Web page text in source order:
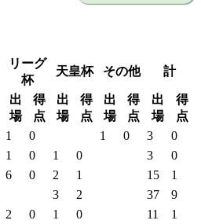
リーグ
杯
天皇杯 その他 計
出
場
得
点
出
場
得
点
出
場
得
点
出
場
得
点
1 0 1 0 3
0
1 0 1 0 3
0
6 0 2 1 15
1
3 2 37
9
2 0 1 0 11
1